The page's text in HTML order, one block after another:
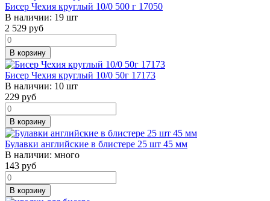
Бисер Чехия круглый 10/0 500 г 17050
В наличии: 19 шт
2 529 руб
В корзину
Бисер Чехия круглый 10/0 50г 17173
В наличии: 10 шт
229 руб
В корзину
Булавки английские в блистере 25 шт 45 мм
В наличии: много
143 руб
В корзину